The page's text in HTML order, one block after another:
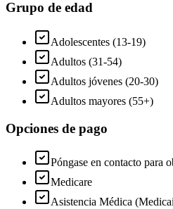
Grupo de edad
Adolescentes (13-19)
Adultos (31-54)
Adultos jóvenes (20-30)
Adultos mayores (55+)
Opciones de pago
Póngase en contacto para
Medicare
Asistencia Médica